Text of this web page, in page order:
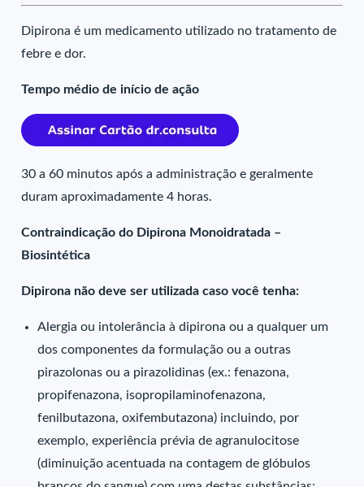
Dipirona é um medicamento utilizado no tratamento de
febre e dor.
Tempo médio de início de ação
30 a 60 minutos após a administração e geralmente
duram aproximadamente 4 horas.
Contraindicação do Dipirona Monoidratada –
Biosintética
Dipirona não deve ser utilizada caso você tenha:
Alergia ou intolerância à dipirona ou a qualquer um
dos componentes da formulação ou a outras
pirazolonas ou a pirazolidinas (ex.: fenazona,
propifenazona, isopropilaminofenazona,
fenilbutazona, oxifembutazona) incluindo, por
exemplo, experiência prévia de agranulocitose
(diminuição acentuada na contagem de glóbulos